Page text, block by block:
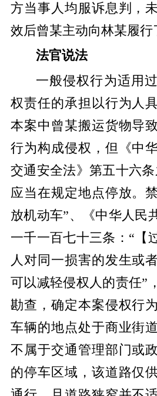
方当事人均服诉息判，
效后曾某主动向林某履行
法官说法
一般侵权行为适用
权责任的承担以行为人
本案中曾某搬运货物导
行为构成侵权，但《中
交通安全法》第五十六
应当在规定地点停放。
放机动车”、《中华人民
一千一百七十三条：“【
人对同一损害的发生或
可以减轻侵权人的责任”
勘查，确定本案侵权行
车辆的地点处于商业街
不属于交通管理部门或
的停车区域，该道路仅